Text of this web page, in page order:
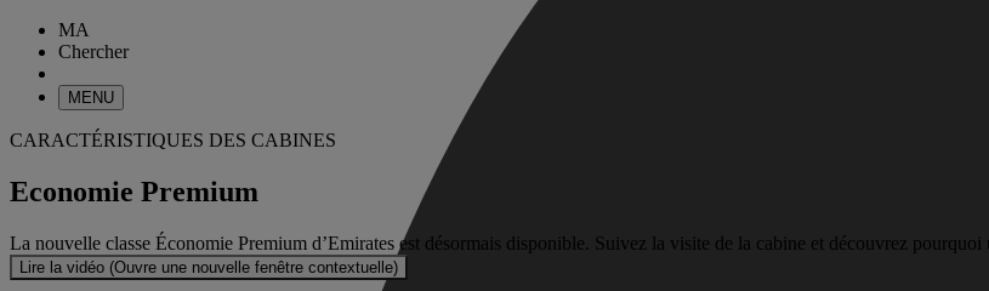
MA
Chercher
MENU
CARACTÉRISTIQUES DES CABINES
Economie Premium
La nouvelle classe Économie Premium d’Emirates est désormais disponible. Suivez la visite de la cabine et découvrez pourquoi
Lire la vidéo (Ouvre une nouvelle fenêtre contextuelle)